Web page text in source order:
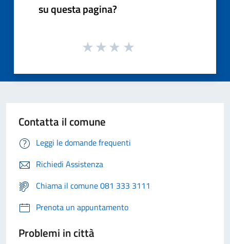
su questa pagina?
Contatta il comune
Leggi le domande frequenti
Richiedi Assistenza
Chiama il comune 081 333 3111
Prenota un appuntamento
Problemi in città